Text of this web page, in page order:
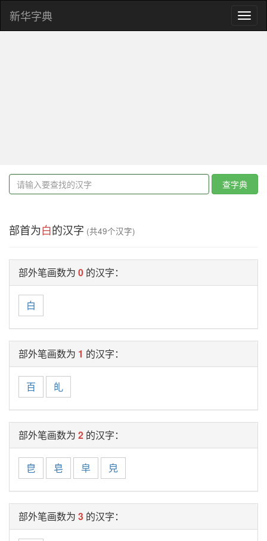
新华字典
查字典
部首为白的汉字 (共49个汉字)
部外笔画数为 0 的汉字：
白
部外笔画数为 1 的汉字：
百 癿
部外笔画数为 2 的汉字：
皀 皂 皁 皃
部外笔画数为 3 的汉字：